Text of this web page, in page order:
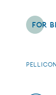
FOR